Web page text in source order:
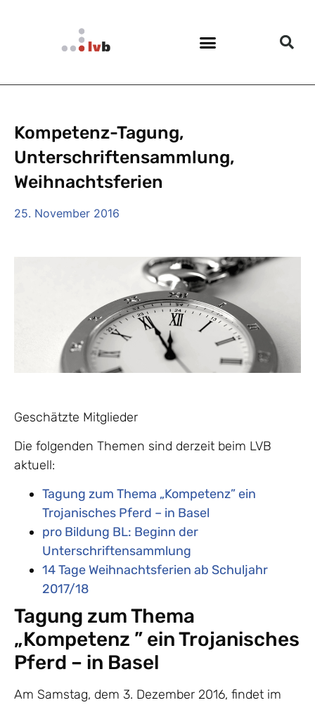
Kompetenz-Tagung,
Unterschriftensammlung,
Weihnachtsferien
25. November 2016
Geschätzte Mitglieder
Die folgenden Themen sind derzeit beim LVB
aktuell:
Tagung zum Thema „Kompetenz” ein
Trojanisches Pferd – in Basel
pro Bildung BL: Beginn der
Unterschriftensammlung
14 Tage Weihnachtsferien ab Schuljahr
2017/18
Tagung zum Thema
„Kompetenz ” ein Trojanisches
Pferd – in Basel
Am Samstag, dem 3. Dezember 2016, findet im